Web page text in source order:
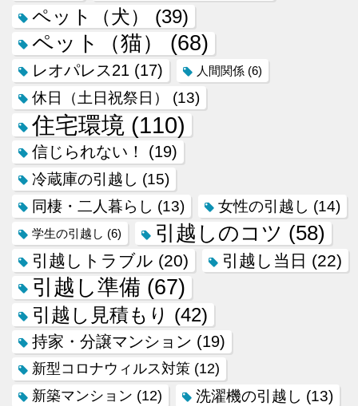
ペット（犬） (39)
ペット（猫） (68)
レオパレス21 (17) 人間関係 (6)
休日（土日祝祭日） (13)
住宅環境 (110)
信じられない！ (19)
冷蔵庫の引越し (15)
同棲・二人暮らし (13) 女性の引越し (14)
学生の引越し (6) 引越しのコツ (58)
引越しトラブル (20) 引越し当日 (22)
引越し準備 (67)
引越し見積もり (42)
持家・分譲マンション (19)
新型コロナウィルス対策 (12)
新築マンション (12) 洗濯機の引越し (13)